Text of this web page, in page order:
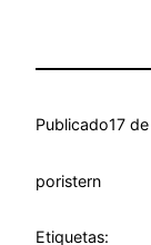
Publicado17
poristern
Etiquetas: